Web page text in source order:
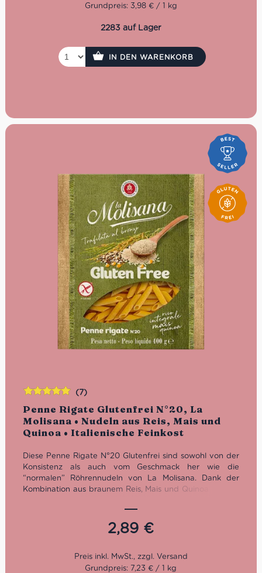
Grundpreis: 3,98 € / 1 kg
2283 auf Lager
IN DEN WARENKORB
Penne Rigate Glutenfrei N°20, La
Molisana • Nudeln aus Reis, Mais und
Quinoa • Italienische Feinkost
(7)
Diese Penne Rigate N°20 Glutenfrei sind sowohl von der
Konsistenz als auch vom Geschmack her wie die
“normalen” Röhrennudeln von La Molisana. Dank der
Kombination aus braunem Reis, Mais und Quinoa können
den Genuss des italienischen Nudel-Klassikers kommen.
Die Bronzezeichnung ist das charakteristische Merkmal
der Pasta von La Molisana. Die poröse Qualität verstärkt
2,89 €
mit5.00von
5
Grundpreis: 7,23 € / 1 kg